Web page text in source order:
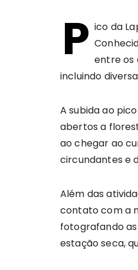
P ico da
entre os
incluindo
A subida ao
abertos a
ao chegar ao
circundantes e
Além das
contato com a
fotografando
estação seca,